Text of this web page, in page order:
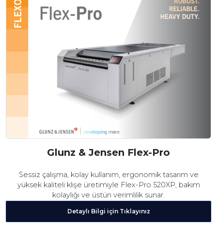
Glunz & Jensen Flex-Pro
Sessiz çalışma, kolay kullanım, ergonomik tasarım ve
yüksek kaliteli klişe üretimiyle Flex-Pro 520XP, bakım
kolaylığı ve üstün verimlilik sunar.
Detaylı Bilgi için Tıklayınız